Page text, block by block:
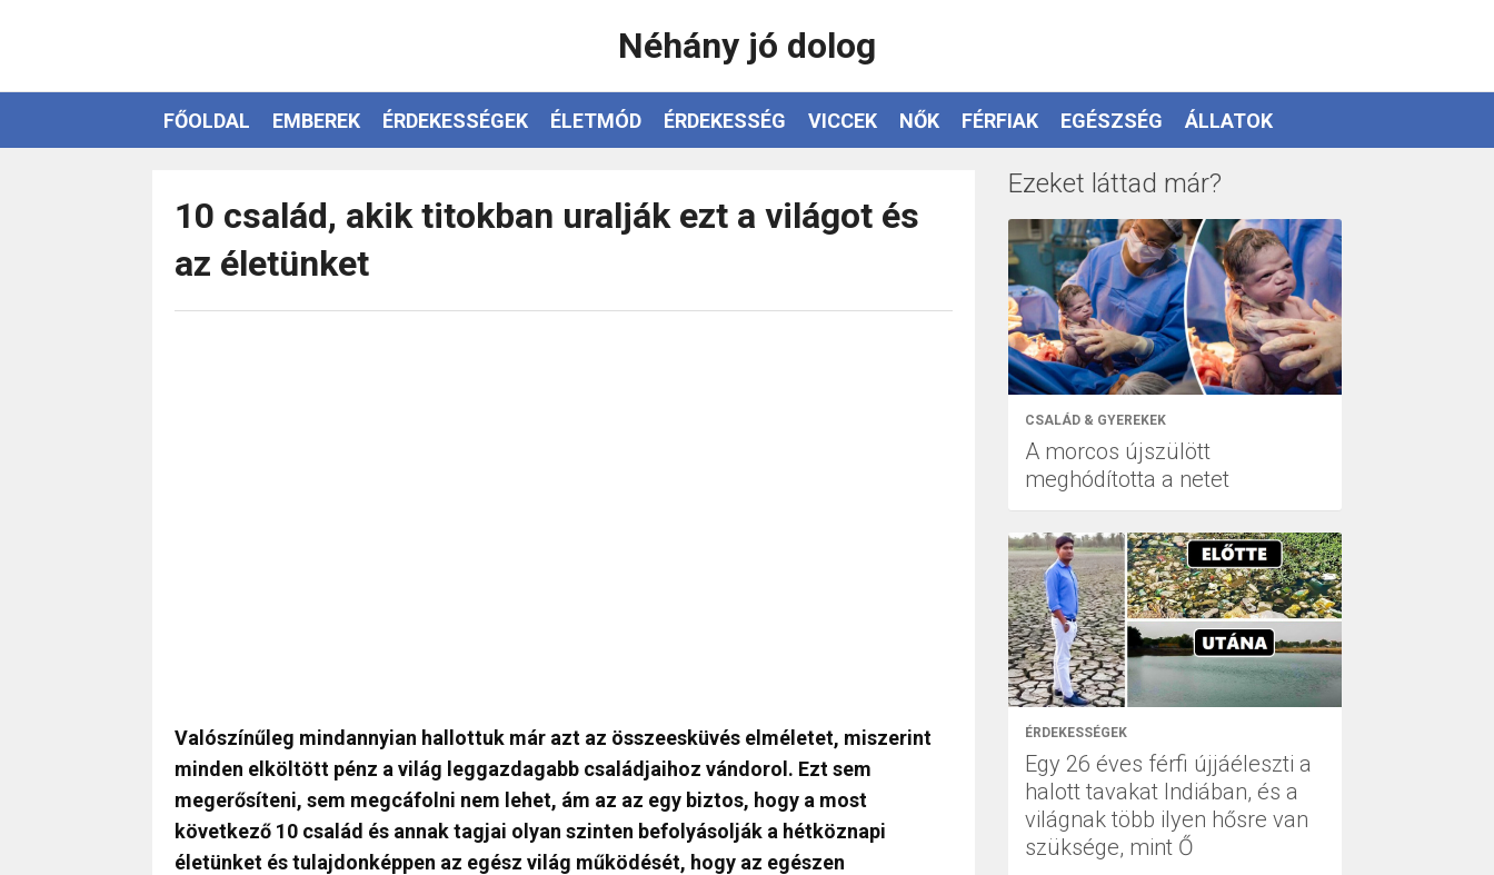
Néhány jó dolog
FŐOLDAL EMBEREK ÉRDEKESSÉGEK ÉLETMÓD ÉRDEKESSÉG VICCEK NŐK FÉRFIAK EGÉSZSÉG ÁLLATOK
10 család, akik titokban uralják ezt a világot és
az életünket
Valószínűleg mindannyian hallottuk már azt az összeesküvés elméletet, miszerint
minden elköltött pénz a világ leggazdagabb családjaihoz vándorol. Ezt sem
megerősíteni, sem megcáfolni nem lehet, ám az az egy biztos, hogy a most
következő 10 család és annak tagjai olyan szinten befolyásolják a hétköznapi
életünket és tulajdonképpen az egész világ működését, hogy az egészen
Ezeket láttad már?
CSALÁD & GYEREKEK
A morcos újszülött
meghódította a netet
ÉRDEKESSÉGEK
Egy 26 éves férfi újjáéleszti a
halott tavakat Indiában, és a
világnak több ilyen hősre van
szüksége, mint Ő